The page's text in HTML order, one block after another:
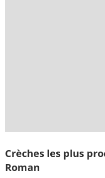
Crèches les plus
Roman